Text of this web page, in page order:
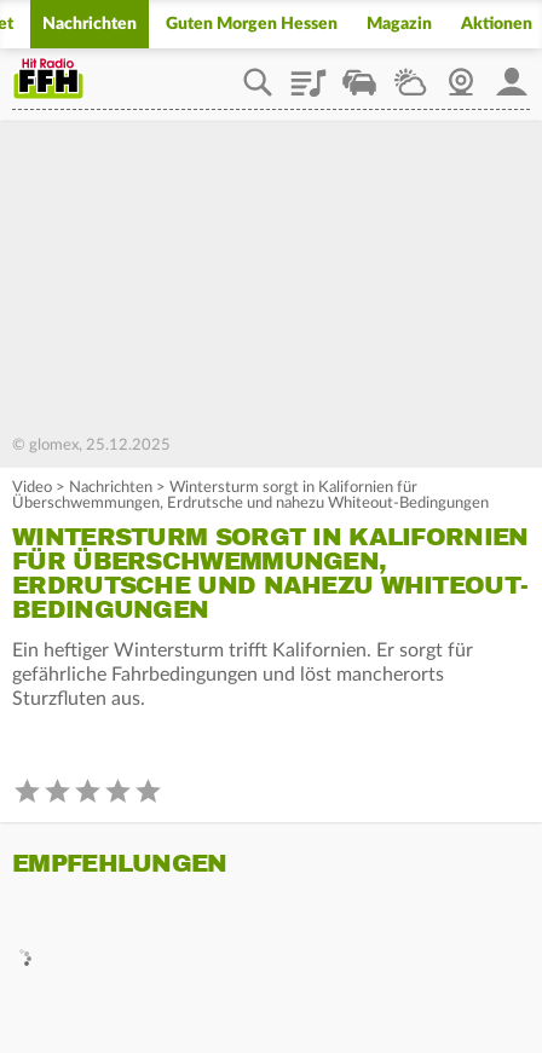
Nachrichten Guten Morgen Hessen Magazin Aktionen
PlaylistStaupilotWetterWebcam
© glomex, 25.12.2025
Video > Nachrichten > Wintersturm sorgt in Kalifornien für
Überschwemmungen, Erdrutsche und nahezu Whiteout-Bedingungen
WINTERSTURM SORGT IN KALIFORNIEN
FÜR ÜBERSCHWEMMUNGEN,
ERDRUTSCHE UND NAHEZU WHITEOUT-
BEDINGUNGEN
Ein heftiger Wintersturm trifft Kalifornien. Er sorgt für
gefährliche Fahrbedingungen und löst mancherorts
Sturzfluten aus.
EMPFEHLUNGEN